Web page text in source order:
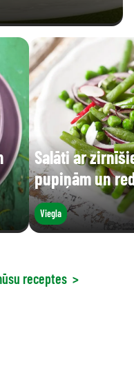
Salāti ar
pupiņām un
Viegla
receptes >